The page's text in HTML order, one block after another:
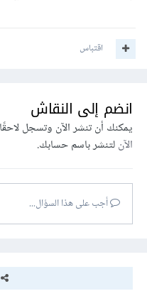
اقتباس
انضم إلى النقاش
يمكنك أن تنشر الآن وتسجل
الآنلتنشر باسم حسابك.
أجب على هذا السؤال...